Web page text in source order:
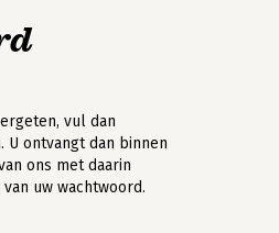
vul dan
U ontvangt dan binnen
ons met daarin
uw wachtwoord.